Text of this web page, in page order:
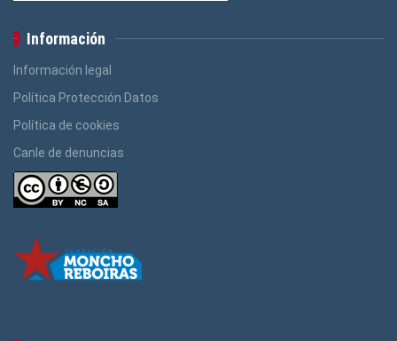
Información
Información legal
Política Protección Datos
Política de cookies
Canle de denuncias